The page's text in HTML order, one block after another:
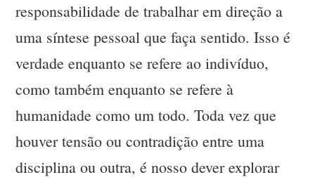
responsabilidade de trabalhar em direção a
uma síntese pessoal que faça sentido. Isso é
verdade enquanto se refere ao indivíduo,
como também enquanto se refere à
humanidade como um todo. Toda vez que
houver tensão ou contradição entre uma
disciplina ou outra, é nosso dever explorar